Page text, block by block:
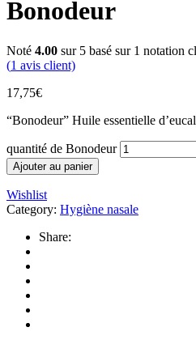
Bonodeur
Noté 4.00 sur 5 basé sur 1 notation
(1 avis client)
17,75€
“Bonodeur” Huile essentielle
quantité de Bonodeur
Ajouter au panier
Wishlist
Category: Hygiène nasale
Share: